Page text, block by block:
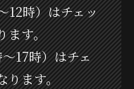
時）はチェッ
ます。
17時）はチェ
ります。